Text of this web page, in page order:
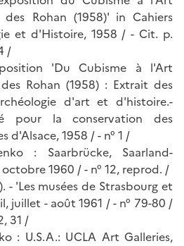
Rohan (1958)' in Cahiers
et d'Histoire, 1958 / - Cit. p.
/
'Du Cubisme à l'Art
Rohan (1958) : Extrait des
d'art et d'histoire.-
pour la conservation des
d'Alsace, 1958 / - n° 1 /
: Saarbrücke, Saarland-
1960 / - n° 12, reprod. /
- 'Les musées de Strasbourg et
juillet - août 1961 / - n° 79-80 /
31 /
: U.S.A.: UCLA Art Galleries,